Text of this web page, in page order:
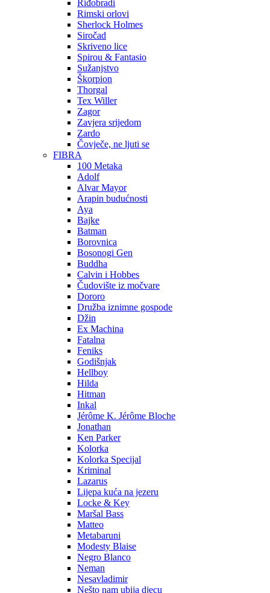
Riđobradi
Rimski orlovi
Sherlock Holmes
Siročad
Skriveno lice
Spirou & Fantasio
Sužanjstvo
Škorpion
Thorgal
Tex Willer
Zagor
Zavjera srijedom
Zardo
Čovječe, ne ljuti se
FIBRA
100 Metaka
Adolf
Alvar Mayor
Arapin budućnosti
Aya
Bajke
Batman
Borovnica
Bosonogi Gen
Buddha
Calvin i Hobbes
Čudovište iz močvare
Dororo
Družba iznimne gospode
Džin
Ex Machina
Fatalna
Feniks
Godišnjak
Hellboy
Hilda
Hitman
Inkal
Jérôme K. Jérôme Bloche
Jonathan
Ken Parker
Kolorka
Kolorka Specijal
Kriminal
Lazarus
Lijepa kuća na jezeru
Locke & Key
Maršal Bass
Matteo
Metabaruni
Modesty Blaise
Negro Blanco
Neman
Nesavladimir
Nešto nam ubija djecu